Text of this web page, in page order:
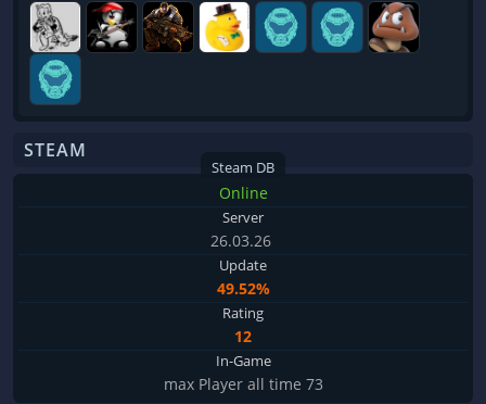
STEAM
Steam DB
Online
Server
26.03.26
Update
49.52%
Rating
12
In-Game
max Player all time 73